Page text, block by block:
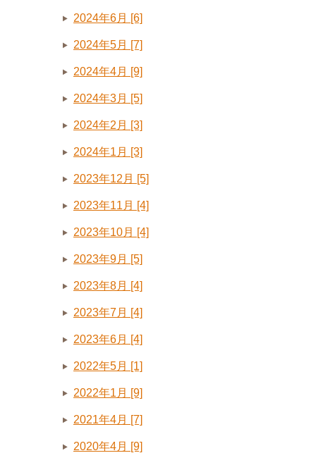
2024年6月 [6]
2024年5月 [7]
2024年4月 [9]
2024年3月 [5]
2024年2月 [3]
2024年1月 [3]
2023年12月 [5]
2023年11月 [4]
2023年10月 [4]
2023年9月 [5]
2023年8月 [4]
2023年7月 [4]
2023年6月 [4]
2022年5月 [1]
2022年1月 [9]
2021年4月 [7]
2020年4月 [9]